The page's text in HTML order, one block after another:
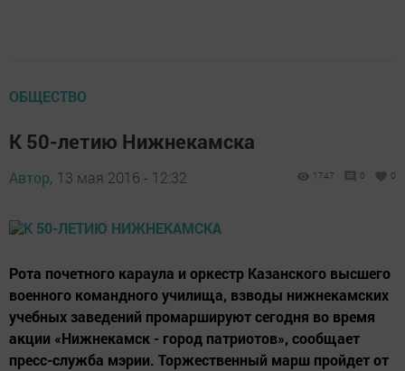
ОБЩЕСТВО
К 50-летию Нижнекамска
Автор, 13 мая 2016 - 12:32 1747 0 0
Рота почетного караула и оркестр Казанского высшего
военного командного училища, взводы нижнекамских
учебных заведений промаршируют сегодня во время
акции «Нижнекамск - город патриотов», сообщает
пресс-служба мэрии. Торжественный марш пройдет от